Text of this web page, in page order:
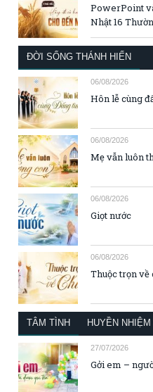
PowerPoint
Nhật 16
ĐỜI SỐNG THÁNH HIẾN
06/08/2026
Hôn lễ cùng
06/08/2026
Mẹ vẫn luôn
06/08/2026
Giọt nước
06/08/2026
Thuộc trọn về
TÂM TÌNH HUYỀN NHIỆM
27/07/2026
Gởi em –